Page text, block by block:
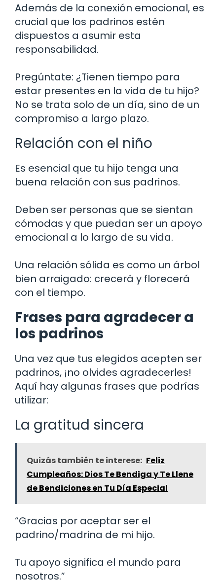
Además de la conexión emocional, es
crucial que los padrinos estén
dispuestos a asumir esta
responsabilidad.
Pregúntate: ¿Tienen tiempo para
estar presentes en la vida de tu hijo?
No se trata solo de un día, sino de un
compromiso a largo plazo.
Relación con el niño
Es esencial que tu hijo tenga una
buena relación con sus padrinos.
Deben ser personas que se sientan
cómodas y que puedan ser un apoyo
emocional a lo largo de su vida.
Una relación sólida es como un árbol
bien arraigado: crecerá y florecerá
con el tiempo.
Frases para agradecer a
los padrinos
Una vez que tus elegidos acepten ser
padrinos, ¡no olvides agradecerles!
Aquí hay algunas frases que podrías
utilizar:
La gratitud sincera
Quizás también te interese: Feliz
Cumpleaños: Dios Te Bendiga y Te Llene
de Bendiciones en Tu Día Especial
“Gracias por aceptar ser el
padrino/madrina de mi hijo.
Tu apoyo significa el mundo para
nosotros.”